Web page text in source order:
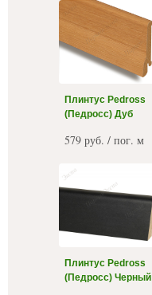
Плинтус Pedross
(Педросс) Дуб
579 руб. / пог. м
Плинтус Pedross
(Педросс) Черный